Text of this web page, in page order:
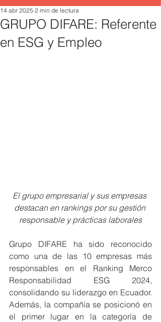
GRUPO DIFARE: Referente
en ESG y Empleo
14 abr 2025 2 min de lectura
El grupo empresarial y sus empresas
destacan en rankings por su gestión
responsable y prácticas laborales
Grupo DIFARE ha sido reconocido
como una de las 10 empresas más
responsables en el Ranking Merco
Responsabilidad ESG 2024,
consolidando su liderazgo en Ecuador.
Además, la compañía se posicionó en
el primer lugar en la categoría de